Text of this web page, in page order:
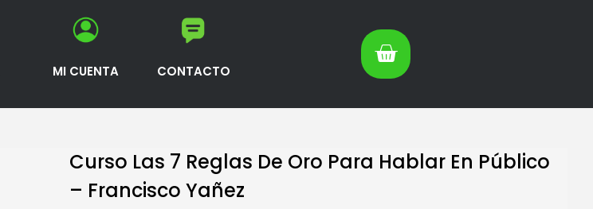
MI CUENTA CONTACTO
Curso Las 7 Reglas De Oro Para Hablar En Público
– Francisco Yañez